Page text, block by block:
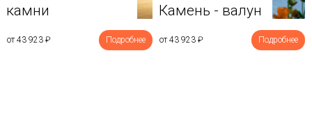
камни
от 43 923 ₽ Подробнее
Камень - валун
от 43 923 ₽ Подробнее